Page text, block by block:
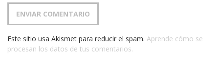
Este sitio usa Akismet para reducir el spam. Aprende cómo se
procesan los datos de tus comentarios.